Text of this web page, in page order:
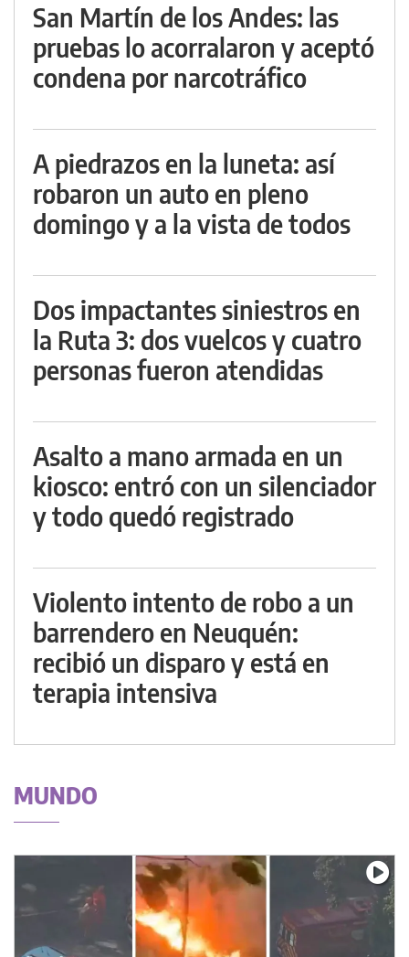
San Martín de los Andes: las
pruebas lo acorralaron y aceptó
condena por narcotráfico
A piedrazos en la luneta: así
robaron un auto en pleno
domingo y a la vista de todos
Dos impactantes siniestros en
la Ruta 3: dos vuelcos y cuatro
personas fueron atendidas
Asalto a mano armada en un
kiosco: entró con un silenciador
y todo quedó registrado
Violento intento de robo a un
barrendero en Neuquén:
recibió un disparo y está en
terapia intensiva
MUNDO